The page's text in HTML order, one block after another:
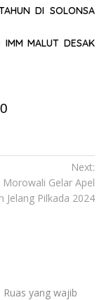
DI SOLONSA
IMM MALUT DESAK
Next:
Morowali Gelar Apel
Jelang Pilkada 2024
Ruas yang wajib